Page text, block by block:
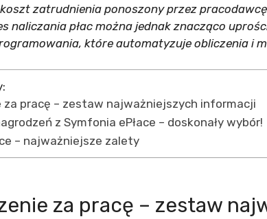
zatrudnienia ponoszony przez
naliczania płac można jednak znacząco
które automatyzuje obliczenia i
za pracę – zestaw najważniejszych informacji
z Symfonia ePłace – doskonały wybór!
– najważniejsze zalety
za pracę – zestaw